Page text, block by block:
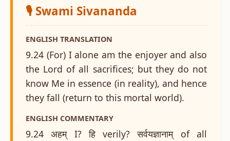
🎙️ Swami Sivananda
ENGLISH TRANSLATION
9.24 (For) I alone am the enjoyer and also
the Lord of all sacrifices; but they do not
know Me in essence (in reality), and hence
they fall (return to this mortal world).
ENGLISH COMMENTARY
9.24 अहम् I? हि verily? सर्वयज्ञानाम् of all